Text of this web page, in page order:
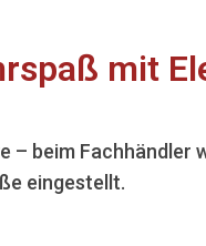
mit
beim Fachhändler
eingestellt.